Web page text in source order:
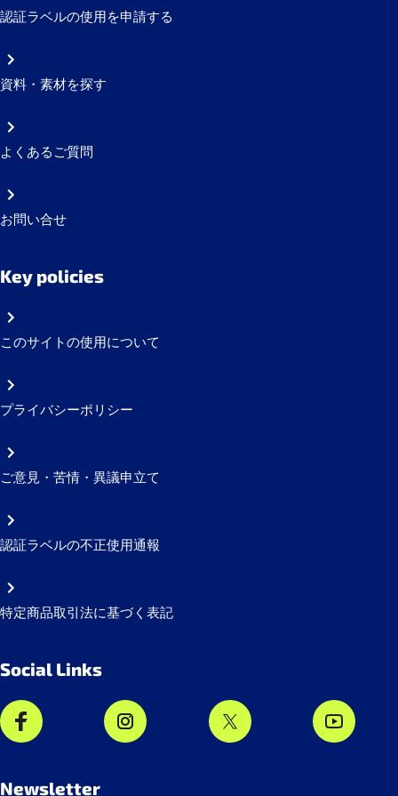
認証ラベルの使用を申請する
資料・素材を探す
よくあるご質問
お問い合せ
Key policies
このサイトの使用について
プライバシーポリシー
ご意見・苦情・異議申立て
認証ラベルの不正使用通報
特定商品取引法に基づく表記
Social Links
Newsletter